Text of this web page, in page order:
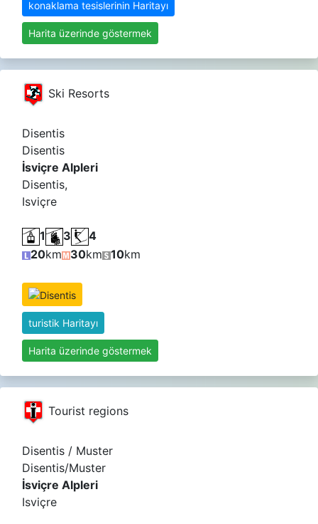
konaklama tesislerinin Haritayı
Harita üzerinde göstermek
Ski Resorts
Disentis
Disentis
İsviçre Alpleri
Disentis,
Isviçre
1 3
4
20km 30km 10km
turistik Haritayı
Harita üzerinde göstermek
Tourist regions
Disentis / Muster
Disentis/Muster
İsviçre Alpleri
Isviçre